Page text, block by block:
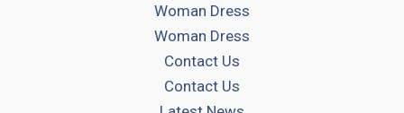
Woman Dress
Woman Dress
Contact Us
Contact Us